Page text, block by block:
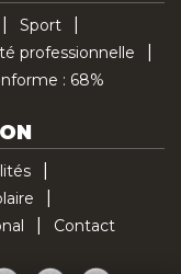
Sport
professionnelle
: 68%
Contact